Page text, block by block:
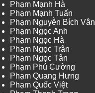
Phạm Mạnh Hà
Phạm Mạnh Tuấn
Phạm Nguyễn Bích Vân
Phạm Ngọc Anh
Phạm Ngọc Hà
Phạm Ngọc Trân
Phạm Ngọc Tân
Phạm Phú Cường
Phạm Quang Hưng
Phạm Quốc Việt